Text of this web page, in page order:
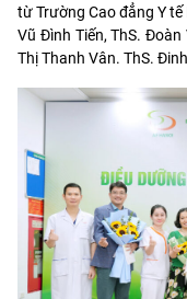
từ Trường Cao đẳng Y
Vũ Đình Tiến, ThS. Đoàn
Thị Thanh Vân. ThS.